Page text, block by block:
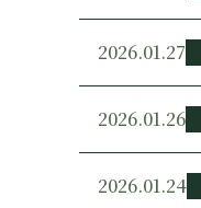
2026.01.27
2026.01.26
2026.01.24